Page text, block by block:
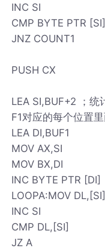
INC SI
CMP BYTE PTR
JNZ COUNT1
PUSH CX
LEA SI,BUF+2 ；统
F1对应的每个位置
LEA DI,BUF1
MOV AX,SI
MOV BX,DI
INC BYTE PTR [DI]
LOOPA:MOV DL,[SI]
INC SI
CMP DL,[SI]
JZ A